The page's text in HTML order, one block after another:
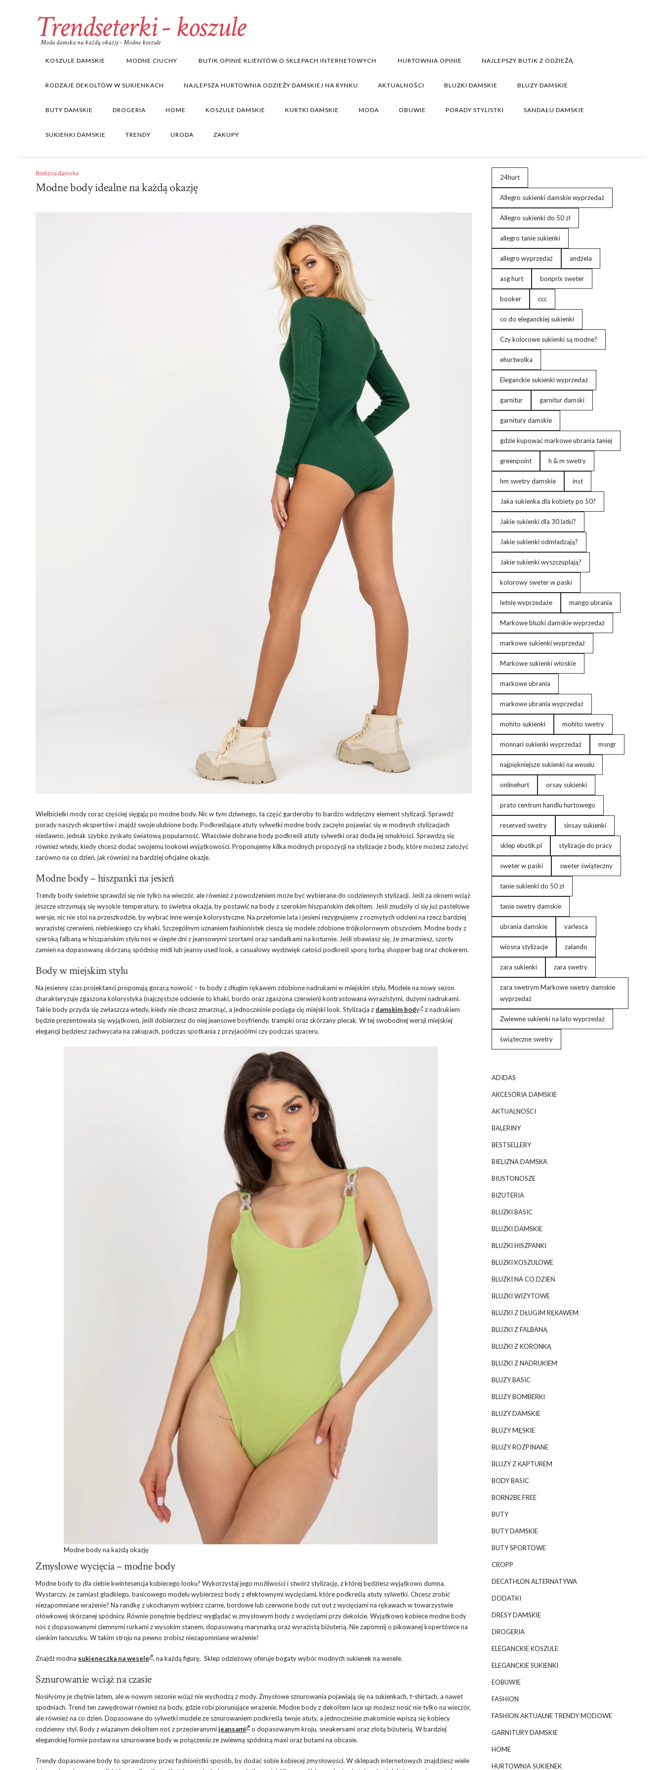
Trendseterki - koszule
Moda damska na każdą okazję - Modne koszule
KOSZULE DAMSKIE MODNE CIUCHY BUTIK OPINIE KLIENTÓW O SKLEPACH INTERNETOWYCH HURTOWNIA OPINIE NAJLEPSZY BUTIK Z ODZIEŻĄ
RODZAJE DEKOLTÓW W SUKIENKACH NAJLEPSZA HURTOWNIA ODZIEŻY DAMSKIEJ NA RYNKU AKTUALNOŚCI BLUZKI DAMSKIE BLUZY DAMSKIE
BUTY DAMSKIE DROGERIA HOME KOSZULE DAMSKIE KURTKI DAMSKIE MODA OBUWIE PORADY STYLISTKI SANDAŁU DAMSKIE
SUKIENKI DAMSKIE TRENDY URODA ZAKUPY
Bielizna damska
Modne body idealne na każdą okazję
Wielbicielki mody coraz częściej sięgają po modne body. Nic w tym dziwnego, ta część garderoby to bardzo wdzięczny element stylizacji. Sprawdź
porady naszych ekspertów i znajdź swoje ulubione body. Podkreślające atuty sylwetki modne body zaczęło pojawiać się w modnych stylizacjach
niedawno, jednak szybko zyskało światową popularność. Właściwie dobrane body podkreśli atuty sylwetki oraz doda jej smukłości. Sprawdzą się
również wtedy, kiedy chcesz dodać swojemu lookowi wyjątkowości. Proponujemy kilka modnych propozycji na stylizacje z body, które możesz założyć
zarówno na co dzień, jak również na bardziej oficjalne okazje.
Modne body – hiszpanki na jesień
Trendy body świetnie sprawdzi się nie tylko na wieczór, ale również z powodzeniem może być wybierane do codziennych stylizacji. Jeśli za oknem wciąż
jeszcze utrzymują się wysokie temperatury, to świetna okazja, by postawić na body z szerokim hiszpańskim dekoltem. Jeśli znudziły ci się już pastelowe
wersje, nic nie stoi na przeszkodzie, by wybrać inne wersje kolorystyczne. Na przełomie lata i jesieni rezygnujemy z rozmytych odcieni na rzecz bardziej
wyrazistej czerwieni, niebieskiego czy khaki. Szczególnym uznaniem fashionistek cieszą się modele zdobione trójkolorowym obszyciem. Modne body z
szeroką falbaną w hiszpańskim stylu noś w ciepłe dni z jeansowymi szortami oraz sandałkami na koturnie. Jeśli obawiasz się, że zmarzniesz, szorty
zamień na dopasowaną skórzaną spódnicę midi lub jeansy used look, a casualowy wydźwięk całości podkreśl sporą torbą shopper bag oraz chokerem.
Body w miejskim stylu
Na jesienny czas projektanci proponują gorącą nowość – to body z długim rękawem zdobione nadrukami w miejskim stylu. Modele na nowy sezon
charakteryzuje zgaszona kolorystyka (najczęstsze odcienie to khaki, bordo oraz zgaszona czerwień) kontrastowana wyrazistymi, dużymi nadrukami.
Takie body przyda się zwłaszcza wtedy, kiedy nie chcesz zmarznąć, a jednocześnie pociąga cię miejski look. Stylizacja z damskim body
z nadrukiem
będzie prezentowała się wyjątkowo, jeśli dobierzesz do niej jeansowe boyfriendy, trampki oraz skórzany plecak. W tej swobodnej wersji miejskiej
elegancji będziesz zachwycała na zakupach, podczas spotkania z przyjaciółmi czy podczas spaceru.
Modne body na każdą okazję
Zmysłowe wycięcia – modne body
Modne body to dla ciebie kwintesencja kobiecego looku? Wykorzystaj jego możliwości i stwórz stylizację, z której będziesz wyjątkowo dumna.
Wystarczy, że zamiast gładkiego, basicowego modelu wybierzesz body z efektownymi wycięciami, które podkreślą atuty sylwetki. Chcesz zrobić
niezapomniane wrażenie? Na randkę z ukochanym wybierz czarne, bordowe lub czerwone body cut out z wycięciami na rękawach w towarzystwie
ołówkowej skórzanej spódnicy. Równie ponętnie będziesz wyglądać w zmysłowym body z wycięciami przy dekolcie. Wyjątkowo kobiece modne body
noś z dopasowanymi ciemnymi rurkami z wysokim stanem, dopasowaną marynarką oraz wyrazistą biżuterią. Nie zapomnij o pikowanej kopertówce na
cienkim łańcuszku. W takim stroju na pewno zrobisz niezapomniane wrażenie!
Znajdź modna sukieneczka na wesele .na każdą figurę. Sklep odzieżowy oferuje bogaty wybór modnych sukienek na wesele.
Sznurowanie wciąż na czasie
Nosiłyśmy je chętnie latem, ale w nowym sezonie wciąż nie wychodzą z mody. Zmysłowe sznurowania pojawiają się na sukienkach, t-shirtach, a nawet
spodniach. Trend ten zawędrował również na body, gdzie robi piorunujące wrażenie. Modne body z dekoltem lace up możesz nosić nie tylko na wieczór,
ale również na co dzień. Dopasowane do sylwetki modele ze sznurowaniem podkreślą twoje atuty, a jednocześnie znakomicie wpiszą się kobiecy
codzienny styl. Body z wiązanym dekoltem noś z przecieranymijeansami
o dopasowanym kroju, sneakersami oraz złotą biżuterią. W bardziej
eleganckiej formie postaw na sznurowane body w połączeniu ze zwiewną spódnicą maxi oraz butami na obcasie.
Trendy dopasowane body to sprawdzony przez fashionistki sposób, by dodać sobie kobiecej zmysłowości. W sklepach internetowych znajdziesz wiele
24hurt
Allegro sukienki damskie wyprzedaż
Allegro sukienki do 50 zł
allegro tanie sukienki
allegro wyprzedaż andżela
asg hurt bonprix sweter
booker ccc
co do eleganckiej sukienki
Czy kolorowe sukienki są modne?
ehurtwolka
Eleganckie sukienki wyprzedaż
garnitur garnitur damski
garnitury damskie
gdzie kupować markowe ubrania taniej
greenpoint h & m swetry
hm swetry damskie inst
Jaka sukienka dla kobiety po 50?
Jakie sukienki dla 30 latki?
Jakie sukienki odmładzają?
Jakie sukienki wyszczuplają?
kolorowy sweter w paski
letnie wyprzedaże mango ubrania
Markowe bluzki damskie wyprzedaż
markowe sukienki wyprzedaż
Markowe sukienki włoskie
markowe ubrania
markowe ubrania wyprzedaż
mohito sukienki mohito swetry
monnari sukienki wyprzedaż msngr
najpiękniejsze sukienki na weselu
onlinehurt orsay sukienki
prato centrum handlu hurtowego
reserved swetry sinsay sukienki
sklep ebutik.pl stylizacje do pracy
sweter w paski sweter świąteczny
tanie sukienki do 50 zł
tanie swetry damskie
ubrania damskie varlesca
wiosna stylizacje zalando
zara sukienki zara swetry
zara swetrym Markowe swetry damskie
wyprzedaż
Zwiewne sukienki na lato wyprzedaż
świąteczne swetry
ADIDAS
AKCESORIA DAMSKIE
AKTUALNOŚCI
BALERINY
BESTSELLERY
BIELIZNA DAMSKA
BIUSTONOSZE
BIŻUTERIA
BLUZKI BASIC
BLUZKI DAMSKIE
BLUZKI HISZPANKI
BLUZKI KOSZULOWE
BLUZKI NA CO DZIEŃ
BLUZKI WIZYTOWE
BLUZKI Z DŁUGIM RĘKAWEM
BLUZKI Z FALBANĄ
BLUZKI Z KORONKĄ
BLUZKI Z NADRUKIEM
BLUZY BASIC
BLUZY BOMBERKI
BLUZY DAMSKIE
BLUZY MĘSKIE
BLUZY ROZPINANE
BLUZY Z KAPTUREM
BODY BASIC
BORN2BE FREE
BUTY
BUTY DAMSKIE
BUTY SPORTOWE
CROPP
DECATHLON ALTERNATYWA
DODATKI
DRESY DAMSKIE
DROGERIA
ELEGANCKIE KOSZULE
ELEGANCKIE SUKIENKI
EOBUWIE
FASHION
FASHION AKTUALNE TRENDY MODOWE
GARNITURY DAMSKIE
HOME
HURTOWNIA SUKIENEK